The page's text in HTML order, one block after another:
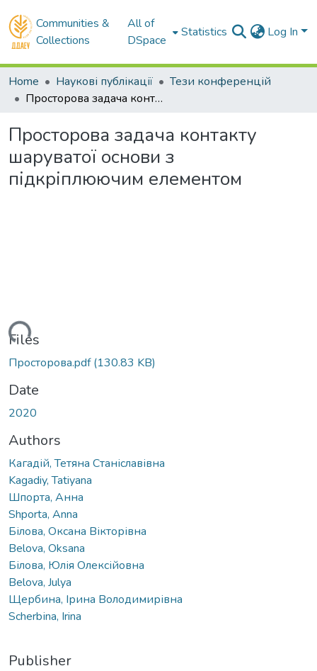
Communities &
Collections
All of
DSpace
Statistics Log In
Home Наукові публікації
Тези конференцій
Просторова задача контакту шаруватої основи з підкріплюючим елементом
Просторова задача контакту
шаруватої основи з
підкріплюючим елементом
Files
Просторова.pdf(130.83 KB)
Date
2020
Authors
Кагадій, Тетяна Станіславівна
Kagadiy, Tatiyana
Шпорта, Анна
Shporta, Anna
Білова, Оксана Вікторівна
Belova, Oksana
Білова, Юлія Олексійовна
Belova, Julya
Щербина, Ірина Володимирівна
Sсherbіna, Irina
Publisher